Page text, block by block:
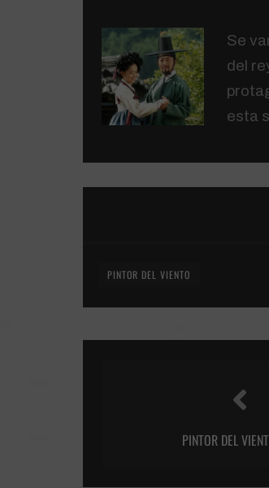
Se
del
esta
PINTOR DEL VIENTO
PINTOR DEL